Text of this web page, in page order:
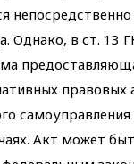
Однако, в ст. 13
правовых
Акт может